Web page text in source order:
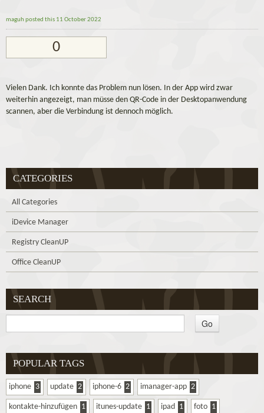
0
maguh posted this 11 October 2022
Vielen Dank. Ich konnte das Problem nun lösen. In der App wird zwar
weiterhin angezeigt, man müsse den QR-Code in der Desktopanwendung
scannen, aber die Verbindung ist dennoch möglich.
CATEGORIES
All Categories
iDevice Manager
Registry CleanUP
Office CleanUP
SEARCH
POPULAR TAGS
iphone 3 update 2 iphone-6 2 imanager-app 2
kontakte-hinzufügen 1 itunes-update 1 ipad 1 foto 1